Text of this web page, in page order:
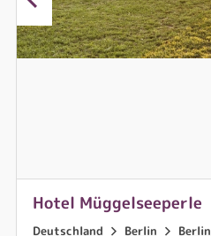
Hotel Müggelseeperle
Deutschland Berlin
Berlin